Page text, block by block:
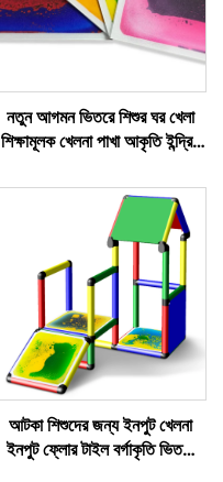
নতুন আগমন ভিতরে শিশুর ঘর খেলা
শিক্ষামূলক খেলনা পাখা আকৃতি ইন্দ্রিয়
আটকা শিশুদের জন্য ইনপুট খেলনা
ইনপুট ফ্লোর টাইল বর্গাকৃতি ভিতরে